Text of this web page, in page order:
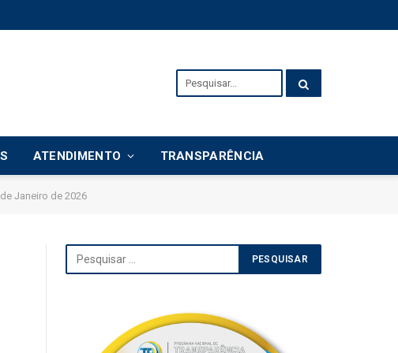
ATENDIMENTO TRANSPARÊNCIA
Janeiro de 2026